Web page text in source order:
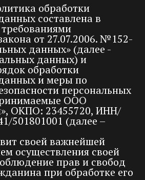
обработки
составлена в
требованиями
от 27.07.2006. №152-
данных» (далее -
данных) и
обработки
и меры по
персональных
ООО
ОКПО: 23455720, ИНН/
501801001 (далее –
своей важнейшей
осуществления своей
прав и свобод
при обработке его